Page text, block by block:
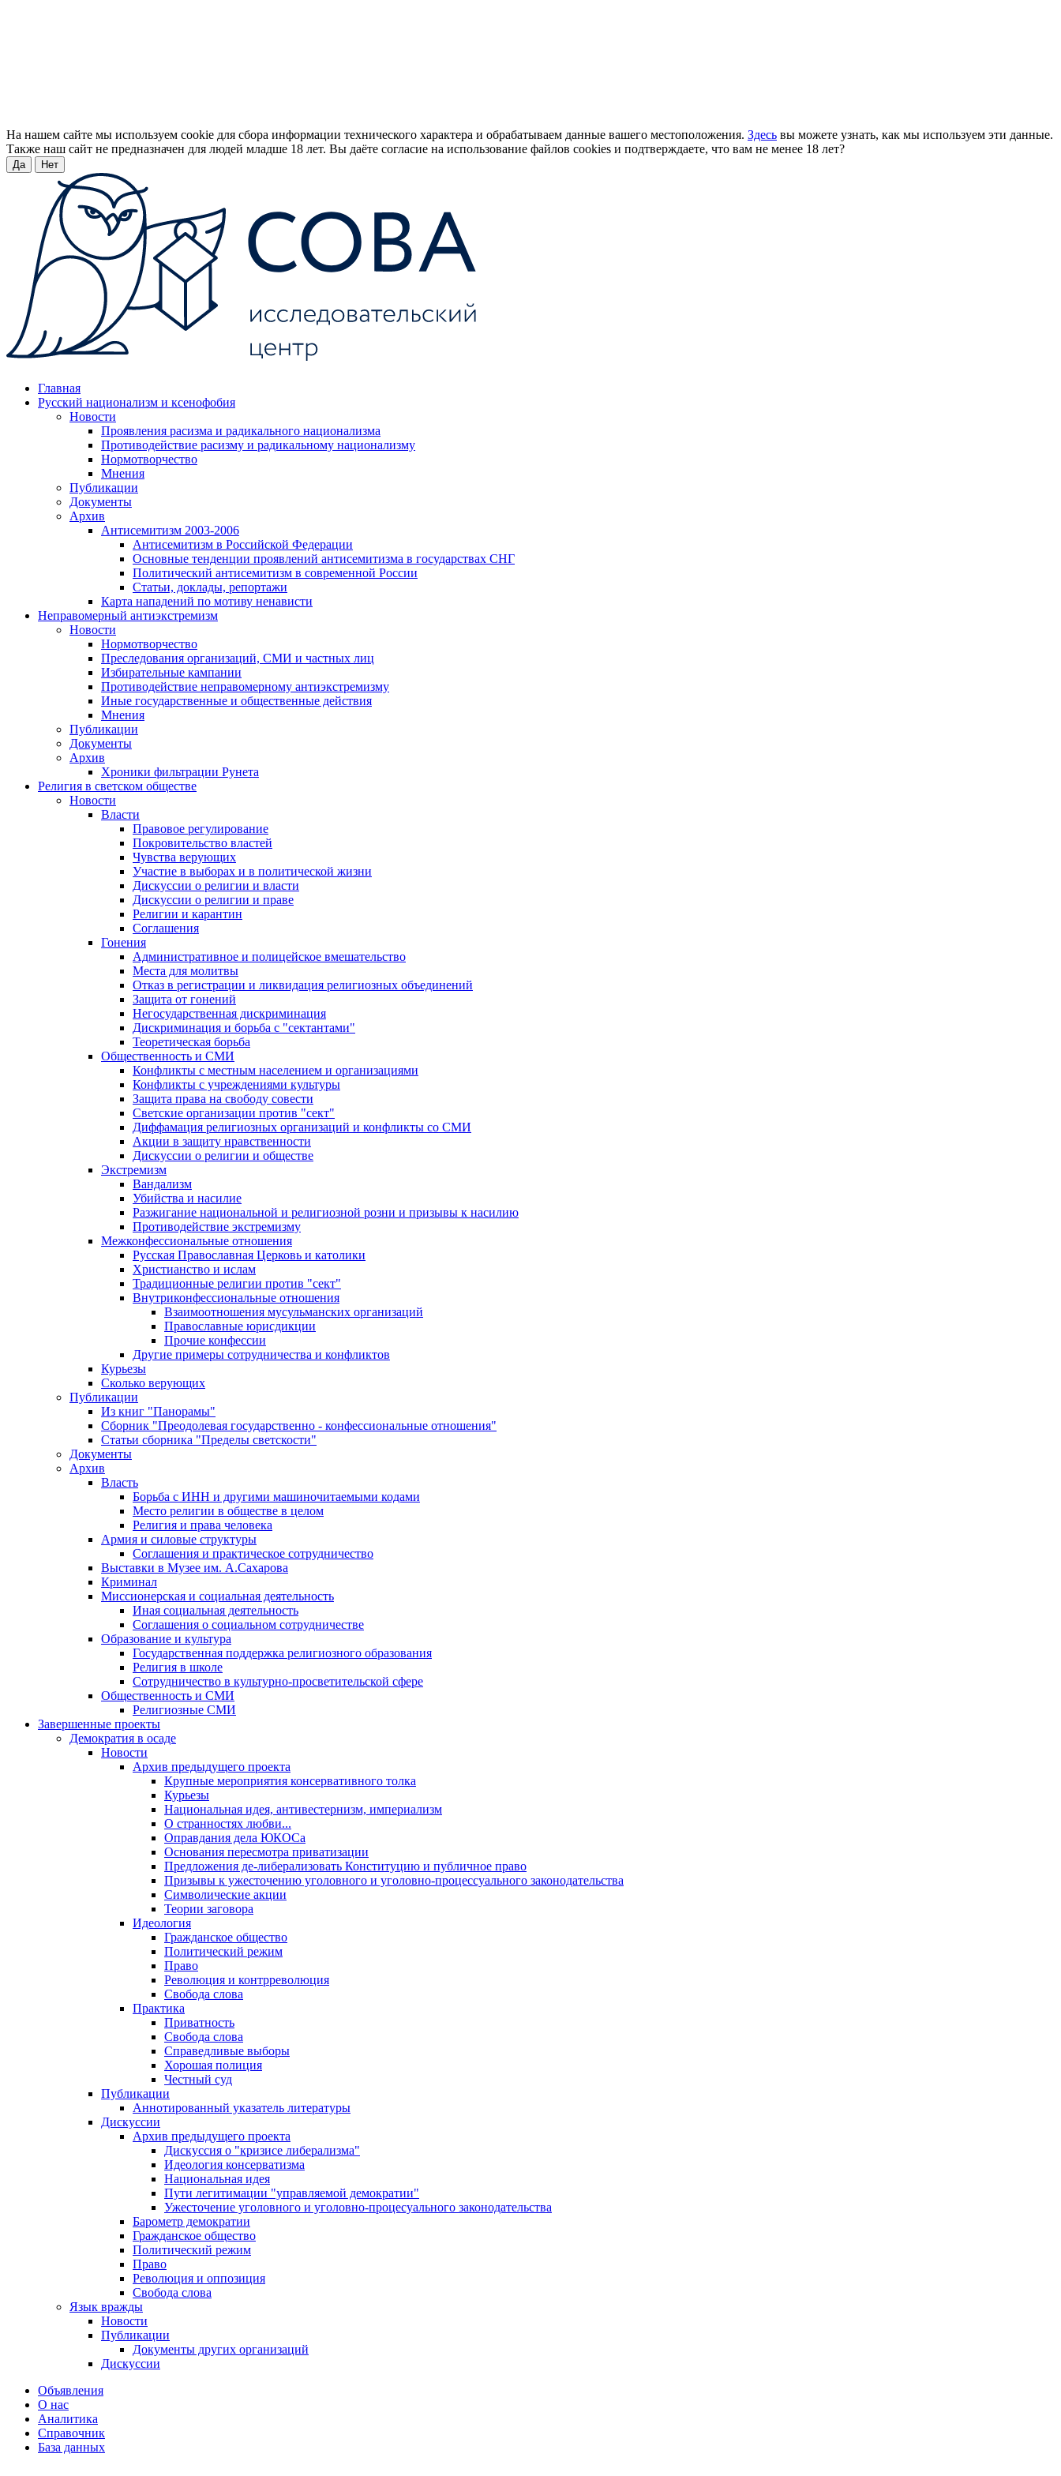
На нашем сайте мы используем cookie для сбора информации технического характера и обрабатываем данные вашего местоположения. Здесь вы можете узнать, как мы используем эти данные.
Также наш сайт не предназначен для людей младше 18 лет. Вы даёте согласие на использование файлов cookies и подтверждаете, что вам не менее 18 лет?
Да Нет
Главная
Русский национализм и ксенофобия
Новости
Проявления расизма и радикального национализма
Противодействие расизму и радикальному национализму
Нормотворчество
Мнения
Публикации
Документы
Архив
Антисемитизм 2003-2006
Антисемитизм в Российской Федерации
Основные тенденции проявлений антисемитизма в государствах СНГ
Политический антисемитизм в современной России
Статьи, доклады, репортажи
Карта нападений по мотиву ненависти
Неправомерный антиэкстремизм
Новости
Нормотворчество
Преследования организаций, СМИ и частных лиц
Избирательные кампании
Противодействие неправомерному антиэкстремизму
Иные государственные и общественные действия
Мнения
Публикации
Документы
Архив
Хроники фильтрации Рунета
Религия в светском обществе
Новости
Власти
Правовое регулирование
Покровительство властей
Чувства верующих
Участие в выборах и в политической жизни
Дискуссии о религии и власти
Дискуссии о религии и праве
Религии и карантин
Соглашения
Гонения
Административное и полицейское вмешательство
Места для молитвы
Отказ в регистрации и ликвидация религиозных объединений
Защита от гонений
Негосударственная дискриминация
Дискриминация и борьба с "сектантами"
Теоретическая борьба
Общественность и СМИ
Конфликты с местным населением и организациями
Конфликты с учреждениями культуры
Защита права на свободу совести
Светские организации против "сект"
Диффамация религиозных организаций и конфликты со СМИ
Акции в защиту нравственности
Дискуссии о религии и обществе
Экстремизм
Вандализм
Убийства и насилие
Разжигание национальной и религиозной розни и призывы к насилию
Противодействие экстремизму
Межконфессиональные отношения
Русская Православная Церковь и католики
Христианство и ислам
Традиционные религии против "сект"
Внутриконфессиональные отношения
Взаимоотношения мусульманских организаций
Православные юрисдикции
Прочие конфессии
Другие примеры сотрудничества и конфликтов
Курьезы
Сколько верующих
Публикации
Из книг "Панорамы"
Сборник "Преодолевая государственно - конфессиональные отношения"
Статьи сборника "Пределы светскости"
Документы
Архив
Власть
Борьба с ИНН и другими машиночитаемыми кодами
Место религии в обществе в целом
Религия и права человека
Армия и силовые структуры
Соглашения и практическое сотрудничество
Выставки в Музее им. А.Сахарова
Криминал
Миссионерская и социальная деятельность
Иная социальная деятельность
Соглашения о социальном сотрудничестве
Образование и культура
Государственная поддержка религиозного образования
Религия в школе
Сотрудничество в культурно-просветительской сфере
Общественность и СМИ
Религиозные СМИ
Завершенные проекты
Демократия в осаде
Новости
Архив предыдущего проекта
Крупные мероприятия консервативного толка
Курьезы
Национальная идея, антивестернизм, империализм
О странностях любви...
Оправдания дела ЮКОСа
Основания пересмотра приватизации
Предложения де-либерализовать Конституцию и публичное право
Призывы к ужесточению уголовного и уголовно-процессуального законодательства
Символические акции
Теории заговора
Идеология
Гражданское общество
Политический режим
Право
Революция и контрреволюция
Свобода слова
Практика
Приватность
Свобода слова
Справедливые выборы
Хорошая полиция
Честный суд
Публикации
Аннотированный указатель литературы
Дискуссии
Архив предыдущего проекта
Дискуссия о "кризисе либерализма"
Идеология консерватизма
Национальная идея
Пути легитимации "управляемой демократии"
Ужесточение уголовного и уголовно-процесуального законодательства
Барометр демократии
Гражданское общество
Политический режим
Право
Революция и оппозиция
Свобода слова
Язык вражды
Новости
Публикации
Документы других организаций
Дискуссии
Объявления
О нас
Аналитика
Справочник
База данных